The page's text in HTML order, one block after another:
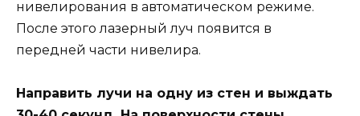
нивелирования в автоматическом режиме.
После этого лазерный луч появится в
передней части нивелира.
Направить лучи на одну из стен и выждать